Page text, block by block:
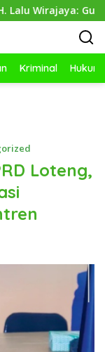
Kreatif, Siswa
Kriminal Hukum
Loteng,